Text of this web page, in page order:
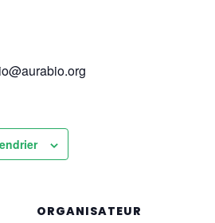
ORGANISATEUR